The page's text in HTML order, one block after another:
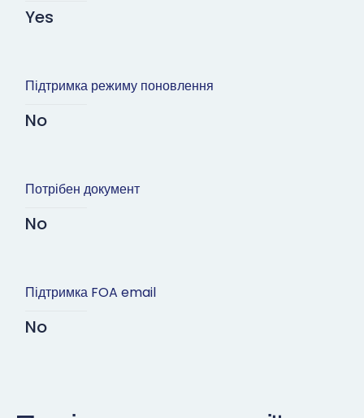
Yes
Підтримка режиму поновлення
No
Потрібен документ
No
Підтримка FOA email
No